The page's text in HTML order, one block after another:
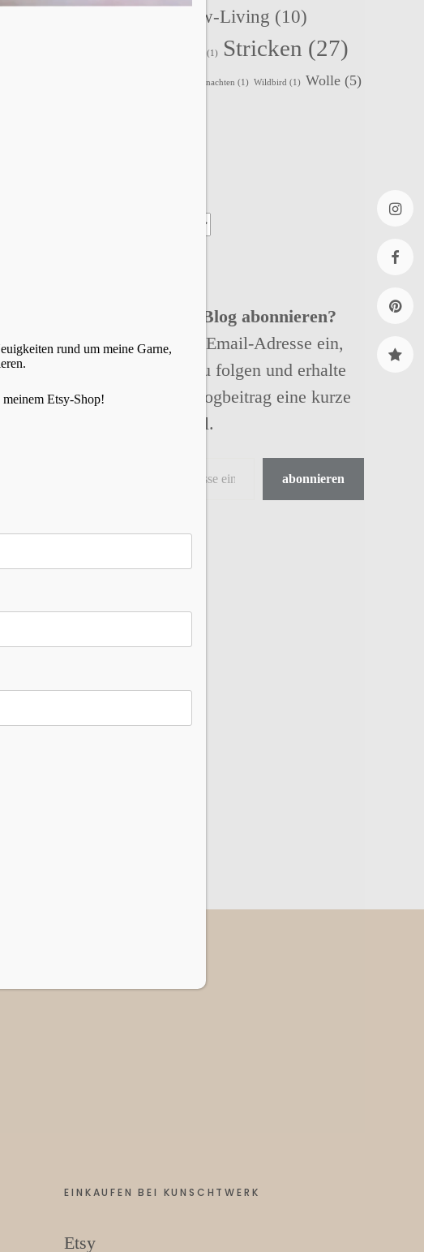
Slow-Living (10)
(1) Stricken (27)
Weihnachten (1) Wildbird (1) Wolle(5)
Willst Du meinen Blog abonnieren?
Gibt einfach Deine Email-Adresse ein,
um meinem Blog zu folgen und erhalte
bei jedem neuen Blogbeitrag eine kurze
Nachricht per Email.
abonnieren
EINKAUFEN BEI KUNSCHTWERK
Etsy
rund um meine Garne,
Etsy-Shop!